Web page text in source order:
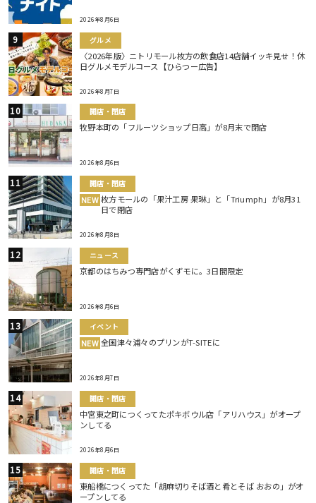
2026年8月6日
グルメ
〈2026年版〉ニトリモール枚方の飲食店14店舗イッキ見せ！休
日グルメモデルコース【ひらつー広告】
2026年8月7日
開店・閉店
牧野本町の「フルーツショップ日高」が8月末で閉店
2026年8月6日
開店・閉店
NEW 枚方モールの「果汁工房 果琳」と「Triumph」が8月31
日で閉店
2026年8月8日
ニュース
京都のはちみつ専門店がくずモに。3日間限定
2026年8月6日
イベント
NEW 全国津々浦々のプリンがT-SITEに
2026年8月7日
開店・閉店
中宮東之町につくってたポキボウル店「アリハウス」がオープ
ンしてる
2026年8月6日
開店・閉店
東船橋につくってた「胡麻切りそば酒と肴とそば おおの」がオ
ープンしてる